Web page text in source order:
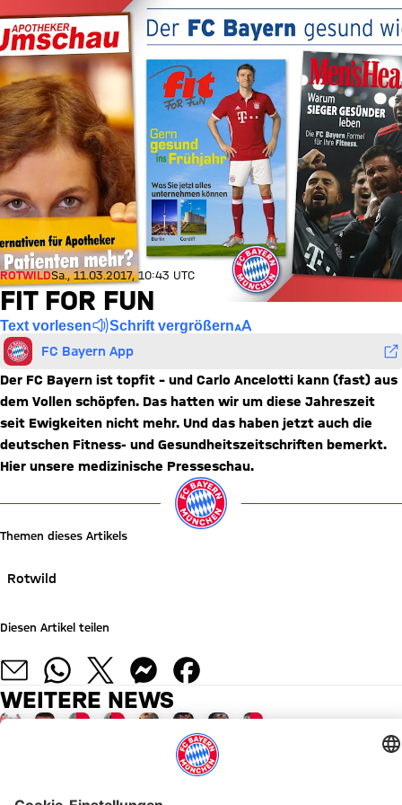
ROTWILDSa., 11.03.2017, 10:43 UTC
FIT FOR FUN
Text vorlesen Schrift vergrößern
FC Bayern App
Der FC Bayern ist topfit – und Carlo Ancelotti kann (fast) aus
dem Vollen schöpfen. Das hatten wir um diese Jahreszeit
seit Ewigkeiten nicht mehr. Und das haben jetzt auch die
deutschen Fitness- und Gesundheitszeitschriften bemerkt.
Hier unsere medizinische Presseschau.
Themen dieses Artikels
Rotwild
Diesen Artikel teilen
WEITERE NEWS
AUDI SUMMER TOUR 2026
FC Bayern TV PLUS
GEGEN SCHWEINFURT
JETZT INFORMIEREN
SÄBENER STORIES
Von
AUDI FOOTBALL SUMMIT